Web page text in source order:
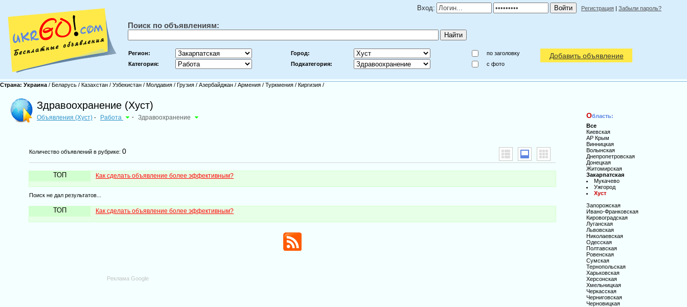
Вход: Регистрация | Забыли пароль?
Поиск по объявлениям:
Регион: Город:
по заголовку
Категория:
Подкатегория: c фото
Добавить объявление
Страна: Украина / Беларусь / Казахстан / Узбекистан / Молдавия / Грузия / Азербайджан / Армения / Туркмения / Киргизия /
Здравоохранение (Хуст)
Объявления (Хуст) - Работа - Здравоохранение
Количество объявлений в рубрике:0
ТОП Как сделать объявление более эффективным?
Поиск не дал результатов...
ТОП Как сделать объявление более эффективным?
Реклама Google
Область:
Все
Киевская
АР Крым
Винницкая
Волынская
Днепропетровская
Донецкая
Житомирская
Закарпатская
Мукачево
Ужгород
Хуст
Запорожская
Ивано-Франковская
Кировоградская
Луганская
Львовская
Николаевская
Одесская
Полтавская
Ровенская
Сумская
Тернопольская
Харьковская
Херсонская
Хмельницкая
Черкасская
Черниговская
Черновицкая